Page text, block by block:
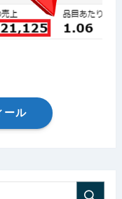
ール